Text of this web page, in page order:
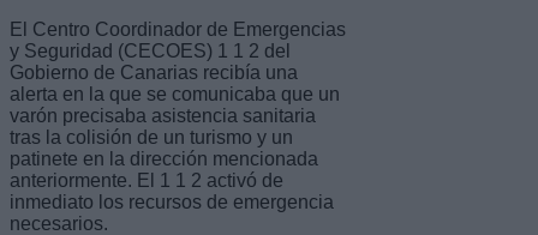
El Centro Coordinador de Emergencias
y Seguridad (CECOES) 1 1 2 del
Gobierno de Canarias recibía una
alerta en la que se comunicaba que un
varón precisaba asistencia sanitaria
tras la colisión de un turismo y un
patinete en la dirección mencionada
anteriormente. El 1 1 2 activó de
inmediato los recursos de emergencia
necesarios.